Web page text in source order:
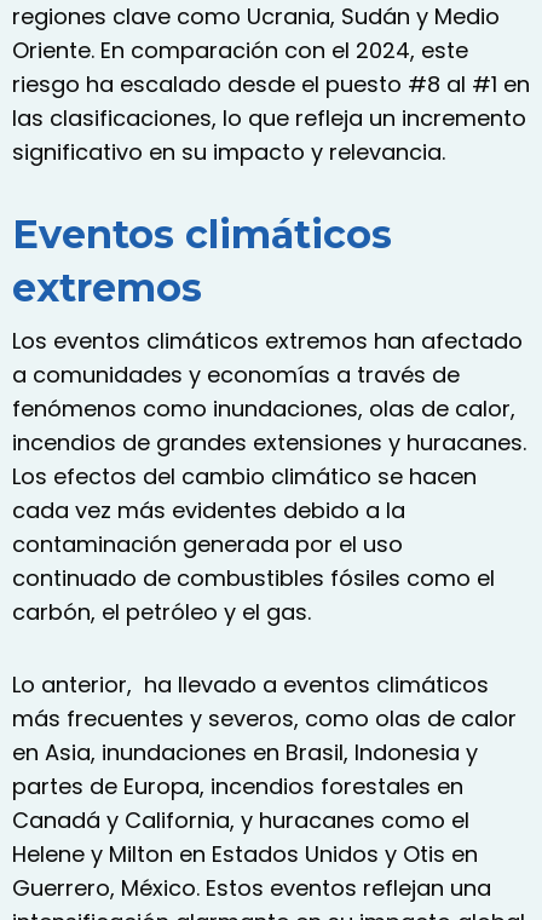
regiones clave como Ucrania, Sudán y Medio
Oriente. En comparación con el 2024, este
riesgo ha escalado desde el puesto #8 al #1 en
las clasificaciones, lo que refleja un incremento
significativo en su impacto y relevancia.
Eventos climáticos
extremos
Los eventos climáticos extremos han afectado
a comunidades y economías a través de
fenómenos como inundaciones, olas de calor,
incendios de grandes extensiones y huracanes.
Los efectos del cambio climático se hacen
cada vez más evidentes debido a la
contaminación generada por el uso
continuado de combustibles fósiles como el
carbón, el petróleo y el gas.
Lo anterior, ha llevado a eventos climáticos
más frecuentes y severos, como olas de calor
en Asia, inundaciones en Brasil, Indonesia y
partes de Europa, incendios forestales en
Canadá y California, y huracanes como el
Helene y Milton en Estados Unidos y Otis en
Guerrero, México. Estos eventos reflejan una